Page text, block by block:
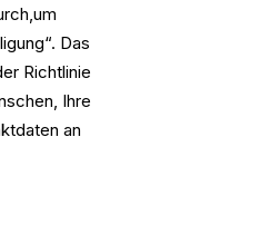
Das
Richtlinie
Ihre
an